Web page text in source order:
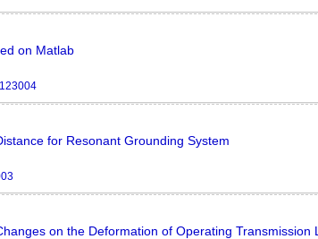
on Matlab
for Resonant Grounding System
on the Deformation of Operating Transmission